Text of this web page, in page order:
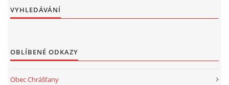
VYHLEDÁVÁNÍ
OBLÍBENÉ ODKAZY
Obec Chrášťany